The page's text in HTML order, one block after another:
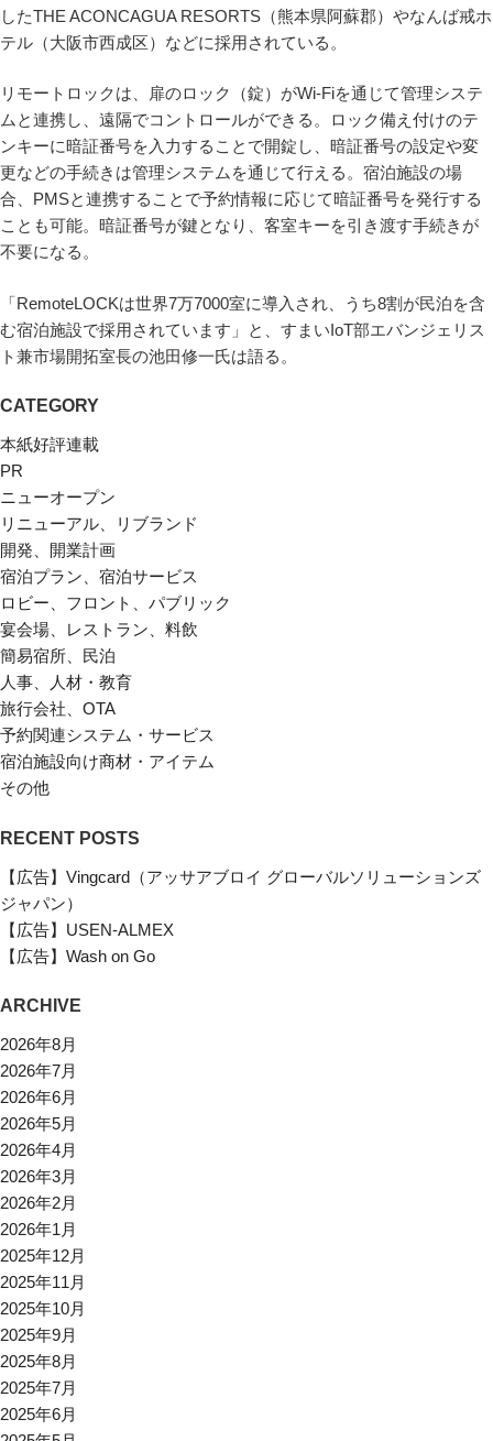
したTHE ACONCAGUA RESORTS（熊本県阿蘇郡）やなんば戒ホ
テル（大阪市西成区）などに採用されている。
リモートロックは、扉のロック（錠）がWi-Fiを通じて管理システ
ムと連携し、遠隔でコントロールができる。ロック備え付けのテ
ンキーに暗証番号を入力することで開錠し、暗証番号の設定や変
更などの手続きは管理システムを通じて行える。宿泊施設の場
合、PMSと連携することで予約情報に応じて暗証番号を発行する
ことも可能。暗証番号が鍵となり、客室キーを引き渡す手続きが
不要になる。
「RemoteLOCKは世界7万7000室に導入され、うち8割が民泊を含
む宿泊施設で採用されています」と、すまいIoT部エバンジェリス
ト兼市場開拓室長の池田修一氏は語る。
CATEGORY
本紙好評連載
PR
ニューオープン
リニューアル、リブランド
開発、開業計画
宿泊プラン、宿泊サービス
ロビー、フロント、パブリック
宴会場、レストラン、料飲
簡易宿所、民泊
人事、人材・教育
旅行会社、OTA
予約関連システム・サービス
宿泊施設向け商材・アイテム
その他
RECENT POSTS
【広告】Vingcard（アッサアブロイ グローバルソリューションズ
ジャパン）
【広告】USEN-ALMEX
【広告】Wash on Go
ARCHIVE
2026年8月
2026年7月
2026年6月
2026年5月
2026年4月
2026年3月
2026年2月
2026年1月
2025年12月
2025年11月
2025年10月
2025年9月
2025年8月
2025年7月
2025年6月